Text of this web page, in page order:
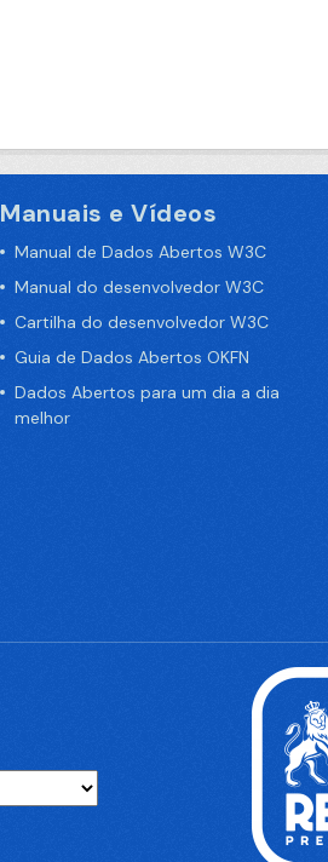
Manuais e Vídeos
Manual de Dados Abertos W3C
Manual do desenvolvedor W3C
Cartilha do desenvolvedor W3C
Guia de Dados Abertos OKFN
Dados Abertos para um dia a dia
melhor